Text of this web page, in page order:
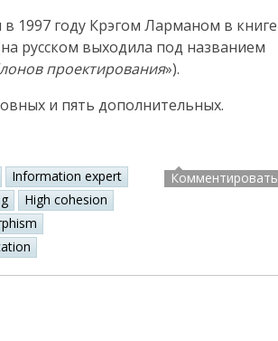
1997 году Крэгом Ларманом в книге
русском выходила под названием
проектирования»).
и пять дополнительных.
Information expert
High cohesion
Комментировать